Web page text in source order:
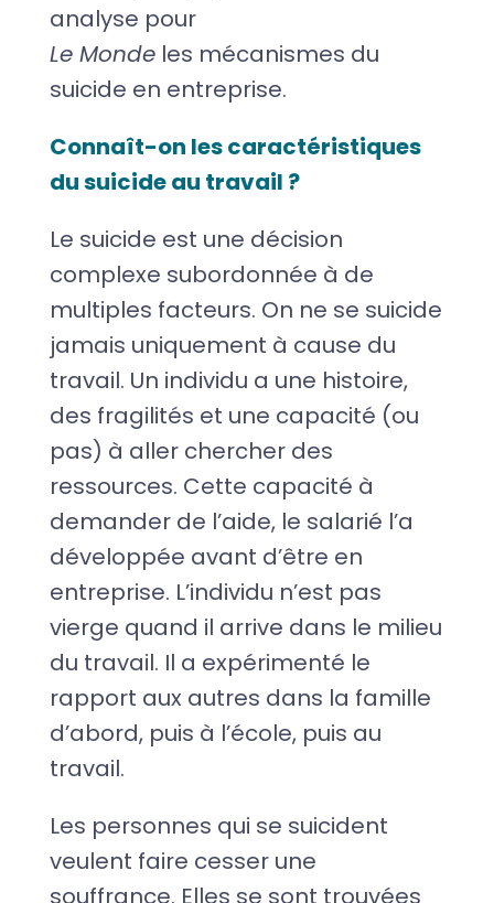
analyse pour
Le Mondeles mécanismes du
suicide en entreprise.
Connaît-on les caractéristiques
du suicide au travail ?
Le suicide est une décision
complexe subordonnée à de
multiples facteurs. On ne se suicide
jamais uniquement à cause du
travail. Un individu a une histoire,
des fragilités et une capacité (ou
pas) à aller chercher des
ressources. Cette capacité à
demander de l’aide, le salarié l’a
développée avant d’être en
entreprise. L’individu n’est pas
vierge quand il arrive dans le milieu
du travail. Il a expérimenté le
rapport aux autres dans la famille
d’abord, puis à l’école, puis au
travail.
Les personnes qui se suicident
veulent faire cesser une
souffrance. Elles se sont trouvées